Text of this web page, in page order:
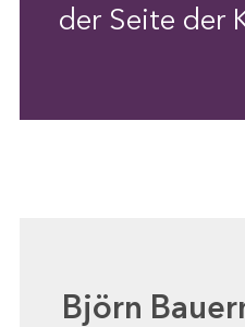
der Seite der
Björn